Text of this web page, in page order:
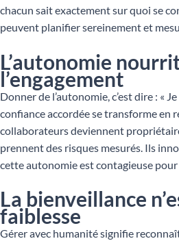
chacun sait exactement sur quoi se
peuvent planifier sereinement et
L’autonomie
l’engagement
Donner de l’autonomie, c’est dire : «
confiance accordée se transforme en
collaborateurs deviennent
prennent des risques mesurés. Ils
cette autonomie est contagieuse pour
La bienveillance
faiblesse
Gérer avec humanité signifie